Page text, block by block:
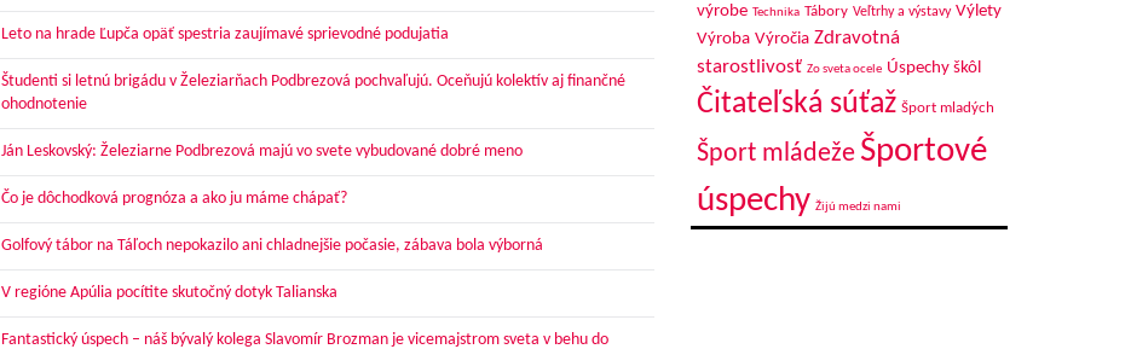
Leto na hrade Ľupča opäť spestria zaujímavé sprievodné podujatia
Študenti si letnú brigádu v Železiarňach Podbrezová pochvaľujú. Oceňujú kolektív aj finančné
ohodnotenie
Ján Leskovský: Železiarne Podbrezová majú vo svete vybudované dobré meno
Čo je dôchodková prognóza a ako ju máme chápať?
Golfový tábor na Táľoch nepokazilo ani chladnejšie počasie, zábava bola výborná
V regióne Apúlia pocítite skutočný dotyk Talianska
Fantastický úspech – náš bývalý kolega Slavomír Brozman je vicemajstrom sveta v behu do
výrobe Technika Tábory Veľtrhy a výstavy Výlety
Výroba Výročia Zdravotná
starostlivosť Zo sveta ocele Úspechy škôl
Čitateľská súťaž Šport mladých
Šport mládeže Športové
úspechy Žijú medzi nami